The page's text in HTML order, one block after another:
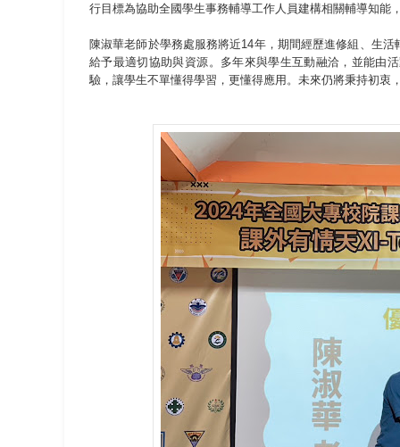
行目標為協助全國學生事務輔導工作人員建構相關輔導知
陳淑華老師於學務處服務將近14年，期間經歷進修組、生
給予最適切協助與資源。多年來與學生互動融洽，並能由
驗，讓學生不單懂得學習，更懂得應用。未來仍將秉持初衷